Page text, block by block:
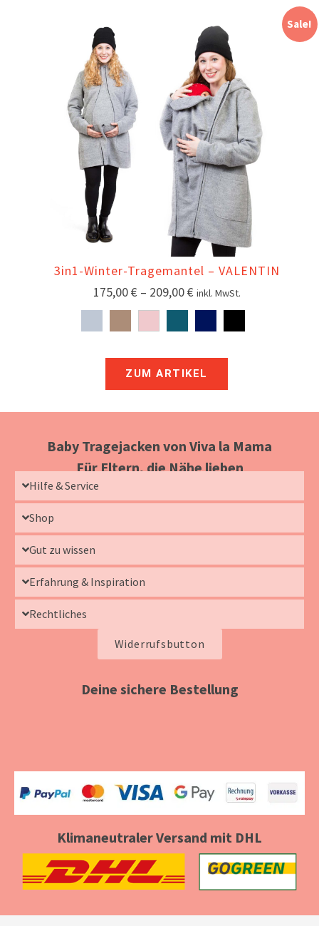
Sale!
3in1-Winter-Tragemantel – VALENTIN
175,00€– 209,00€ inkl. MwSt.
ZUM ARTIKEL
Baby Tragejacken von Viva la Mama
Für Eltern, die Nähe lieben
Hilfe & Service
Shop
Gut zu wissen
Erfahrung & Inspiration
Rechtliches
Widerrufsbutton
Deine sichere Bestellung
Klimaneutraler Versand mit DHL